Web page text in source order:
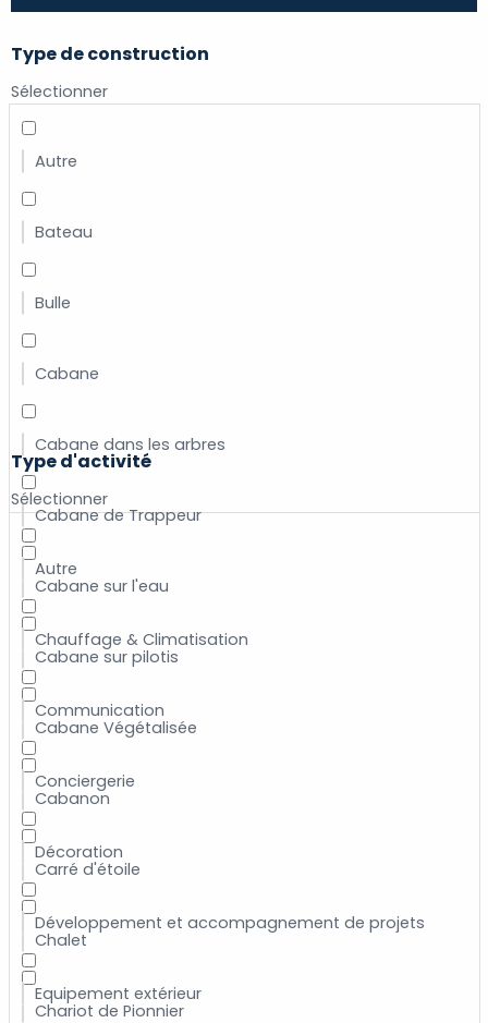
Type de construction
Sélectionner
Autre
Bateau
Bulle
Cabane
Cabane dans les arbres
Cabane de Trappeur
Cabane sur l'eau
Cabane sur pilotis
Cabane Végétalisée
Cabanon
Carré d'étoile
Chalet
Chariot de Pionnier
Type d'activité
Sélectionner
Autre
Chauffage & Climatisation
Communication
Conciergerie
Décoration
Développement et accompagnement de projets
Equipement extérieur